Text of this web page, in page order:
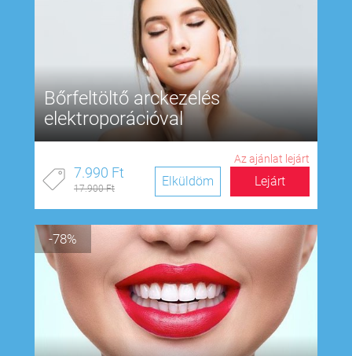
Bőrfeltöltő arckezelés
elektroporációval
Az ajánlat lejárt
7.990 Ft
17.900 Ft Lejárt
Elküldöm
-78%